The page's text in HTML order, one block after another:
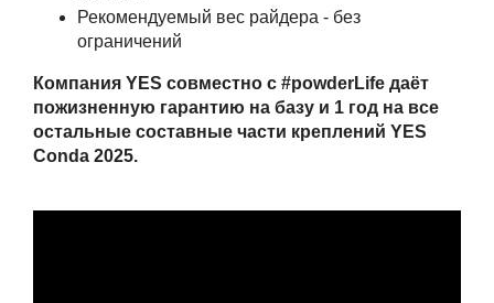
Рекомендуемый вес райдера - без
ограничений
Компания YES совместно с #powderLife даёт
пожизненную гарантию на базу и 1 год на все
остальные составные части креплений YES
Conda 2025.